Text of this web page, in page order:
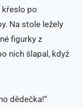
křeslo po
Na stole ležely
figurky z
nich šlapal, když
dědečka!“